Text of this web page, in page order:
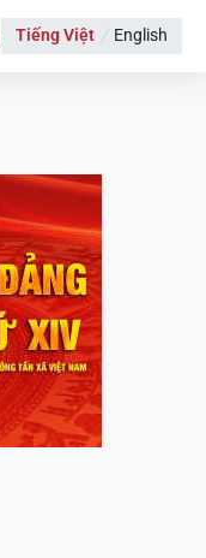
Tiếng Việt English